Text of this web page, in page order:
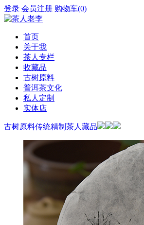
登录 会员注册 购物车(0)
首页
关于我
茶人专栏
收藏品
古树原料
普洱茶文化
私人定制
实体店
古树原料传统精制 茶人藏品